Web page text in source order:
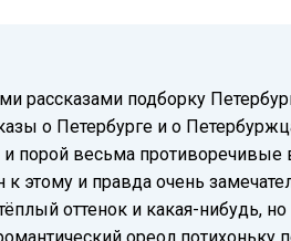
рассказами подборку
о Петербурге и о
порой весьма
и правда очень
оттенок и какая-нибудь,